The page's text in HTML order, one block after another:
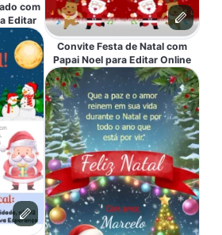
com
Editar
Convite Festa de Natal com
Papai Noel para Editar Online